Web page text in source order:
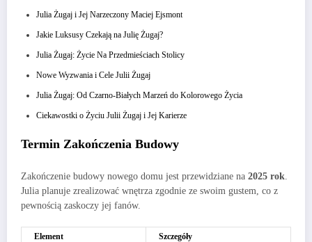
Julia Żugaj i Jej Narzeczony Maciej Ejsmont
Jakie Luksusy Czekają na Julię Żugaj?
Julia Żugaj: Życie Na Przedmieściach Stolicy
Nowe Wyzwania i Cele Julii Żugaj
Julia Żugaj: Od Czarno-Białych Marzeń do Kolorowego Życia
Ciekawostki o Życiu Julii Żugaj i Jej Karierze
Termin Zakończenia Budowy
Zakończenie budowy nowego domu jest przewidziane na 2025 rok.
Julia planuje zrealizować wnętrza zgodnie ze swoim gustem, co z
pewnością zaskoczy jej fanów.
Element Szczegóły